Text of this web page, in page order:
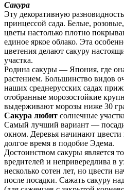
Сакура
Эту декоративную
принцессой сада. Белые,
цветы настолько плотно
единое яркое облако. Эта
цветения делают сакуру
участка.
Родина сакуры — Япония, где
растением. Большинство видов
наших среднерусских садах
отобранные морозостойкие
выдерживают морозы ниже 30
Сакура любит солнечные
Самый лучший вариант —
окном. Деревья начинают цвести
долгое время в подобие Эдема.
Достоинством сакуры является
вредителей и непривередлива в
несколько сотен лет, но цвести
после посадки. Сажать сакуру